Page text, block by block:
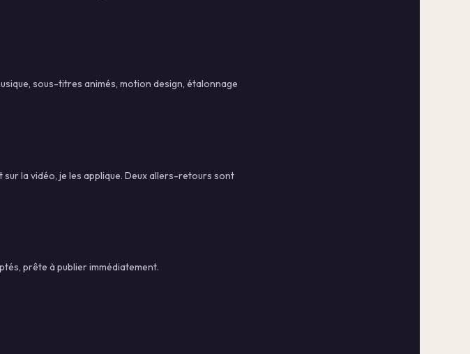
sous-titres animés, motion design, étalonnage
la vidéo, je les applique. Deux allers-retours sont
prête à publier immédiatement.